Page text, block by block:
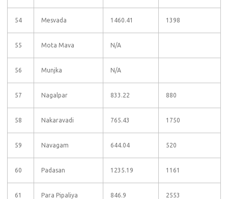
54 Mesvada 1460.41 1398
55 Mota Mava N/A
56 Munjka N/A
57 Nagalpar 833.22 880
58 Nakaravadi 765.43 1750
59 Navagam 644.04 520
60 Padasan 1235.19 1161
61 Para Pipaliya 846.9 2553